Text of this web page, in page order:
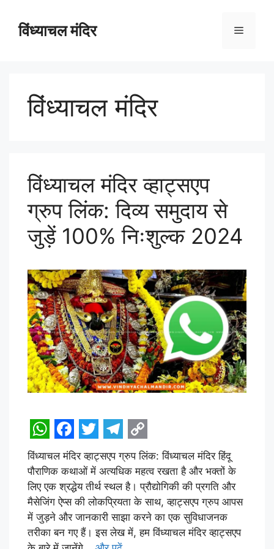
विंध्याचल मंदिर
विंध्याचल मंदिर
विंध्याचल मंदिर व्हाट्सएप
ग्रुप लिंक: दिव्य समुदाय से
जुड़ें 100% निःशुल्क 2024
W
h
a
t
s
F
a
c
e
b
T
w
i
t
t
T
e
l
e
g
C
o
p
y
L
विंध्याचल मंदिर व्हाट्सएप ग्रुप लिंक: विंध्याचल मंदिर हिंदू
पौराणिक कथाओं में अत्यधिक महत्व रखता है और भक्तों के
लिए एक श्रद्धेय तीर्थ स्थल है। प्रौद्योगिकी की प्रगति और
मैसेजिंग ऐप्स की लोकप्रियता के साथ, व्हाट्सएप ग्रुप आपस
में जुड़ने और जानकारी साझा करने का एक सुविधाजनक
तरीका बन गए हैं। इस लेख में, हम विंध्याचल मंदिर व्हाट्सएप